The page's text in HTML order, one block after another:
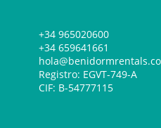
+34 965020600
+34 659641661
Registro: EGVT-749-A
CIF: B-54777115